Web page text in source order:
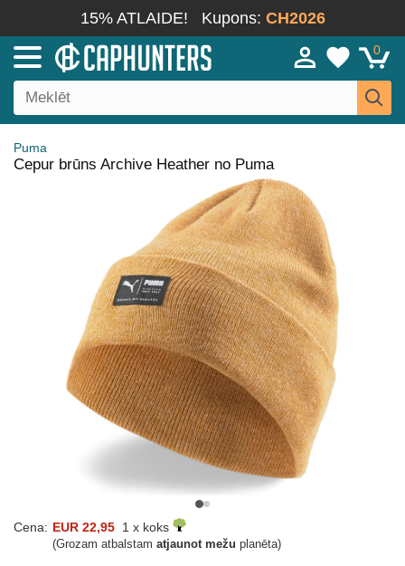
15% ATLAIDE! Kupons: CH2026
0
Puma
Cepur brūns Archive Heather no Puma
Cena: EUR 22,95 1 x koks
(Grozam atbalstam atjaunot mežu planēta)